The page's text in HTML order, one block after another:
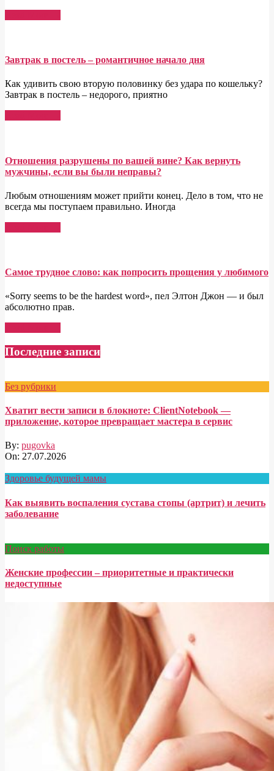
Завтрак в постель – романтичное начало дня
Как удивить свою вторую половинку без удара по кошельку?
Завтрак в постель – недорого, приятно
Отношения разрушены по вашей вине? Как вернуть
мужчины, если вы были неправы?
Любым отношениям может прийти конец. Дело в том, что не
всегда мы поступаем правильно. Иногда
Самое трудное слово: как попросить прощения у любимого
«Sorry seems to be the hardest word», пел Элтон Джон — и был
абсолютно прав.
Последние записи
Без рубрики
Хватит вести записи в блокноте: ClientNotebook —
приложение, которое превращает мастера в сервис
By: pugovka
On: 27.07.2026
Здоровье будущей мамы
Как выявить воспаления сустава стопы (артрит) и лечить
заболевание
Поиск работы
Женские профессии – приоритетные и практически
недоступные